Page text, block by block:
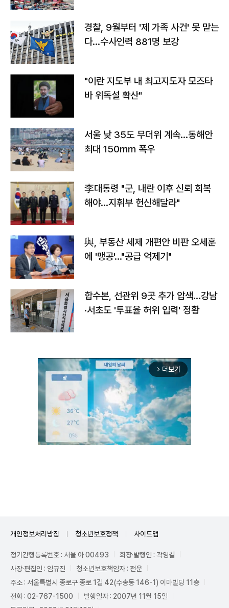
경찰, 9월부터 '제 가족 사건' 못 맡는
다…수사인력 881명 보강
"이란 지도부 내 최고지도자 모즈타
바 위독설 확산"
서울 낮 35도 무더위 계속…동해안
최대 150㎜ 폭우
李대통령 "군, 내란 이후 신뢰 회복
해야…지휘부 헌신해달라"
與, 부동산 세제 개편안 비판 오세훈
에 '맹공'…"공급 억제기"
합수본, 선관위 9곳 추가 압색…강남
·서초도 '투표율 허위 입력' 정황
arrow_forward_ios 더보기
개인정보처리방침 청소년보호정책 사이트맵
정기간행등록번호 : 서울 아 00493
회장·발행인 : 곽영길
사장·편집인 : 임규진
청소년보호책임자 : 전운
주소 : 서울특별시 종로구 종로 1길 42(수송동 146-1) 이마빌딩 11층
전화 : 02-767-1500
발행일자 : 2007년 11월 15일